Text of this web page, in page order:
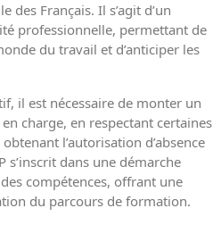
des Français. Il s’agit d’un
professionnelle, permettant de
du travail et d’anticiper les
il est nécessaire de monter un
charge, en respectant certaines
l’autorisation d’absence
s’inscrit dans une démarche
compétences, offrant une
du parcours de formation.